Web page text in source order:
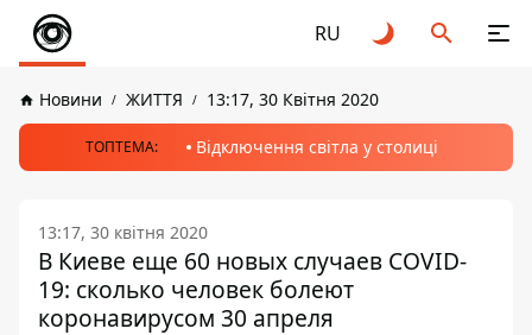
RU
Новини ЖИТТЯ 13:17, 30 Квітня 2020
ТОПТЕМА: Відключення світла у столиці
13:17, 30 квітня 2020
В Киеве еще 60 новых случаев COVID-
19: сколько человек болеют
коронавирусом 30 апреля